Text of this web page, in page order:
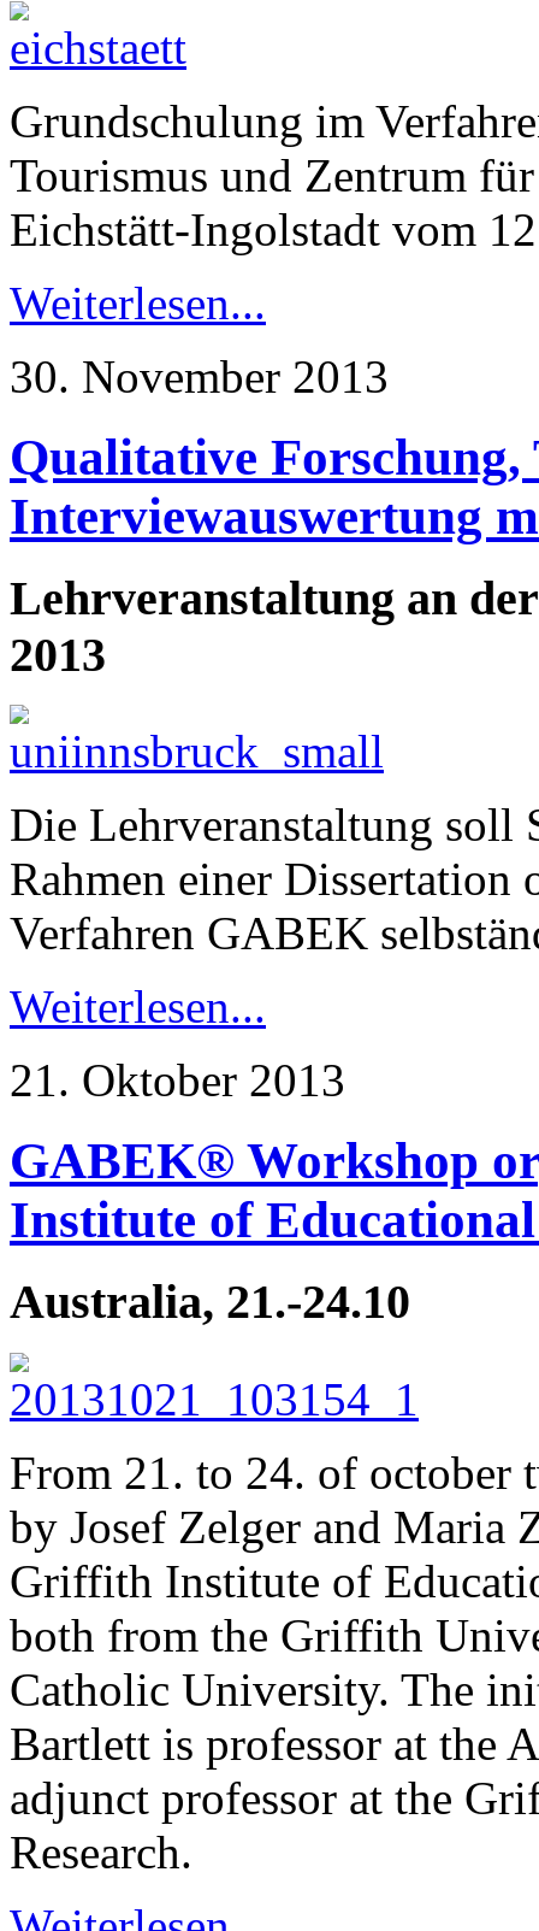
Grundschulung im
Tourismus und Zentrum
Eichstätt-Ingolstadt vom
Weiterlesen...
30. November 2013
Qualitative Forschung,
Interviewauswertung
Lehrveranstaltung an
2013
Die Lehrveranstaltung soll
Rahmen einer Dissertation
Verfahren GABEK
Weiterlesen...
21. Oktober 2013
GABEK® Workshop
Institute of Educational
Australia, 21.-24.10
From 21. to 24. of october
by Josef Zelger and Maria
Griffith Institute of
both from the Griffith
Catholic University. The
Bartlett is professor at the
adjunct professor at the
Research.